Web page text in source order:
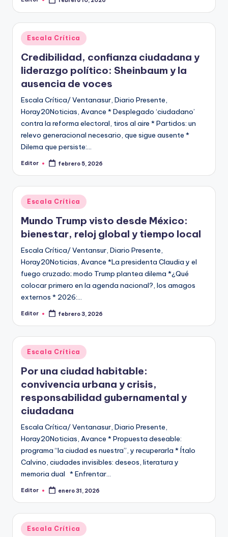
Publicado
Publicado
en
Escala Crítica
Credibilidad, confianza ciudadana y
liderazgo político: Sheinbaum y la
ausencia de voces
Escala Crítica/ Ventanasur, Diario Presente,
Horay20Noticias, Avance * Desplegado ‘ciudadano’
contra la reforma electoral, tiros al aire * Partidos: un
relevo generacional necesario, que sigue ausente *
Dilema que persiste:…
Publicado
Editor febrero 5, 2026
Publicado
en
Escala Crítica
Mundo Trump visto desde México:
bienestar, reloj global y tiempo local
Escala Crítica/ Ventansur, Diario Presente,
Horay20Noticias, Avance *La presidenta Claudia y el
fuego cruzado; modo Trump plantea dilema *¿Qué
colocar primero en la agenda nacional?, los amagos
externos * 2026:…
Publicado
Editor febrero 3, 2026
Publicado
en
Escala Crítica
Por una ciudad habitable:
convivencia urbana y crisis,
responsabilidad gubernamental y
ciudadana
Escala Crítica/ Ventanasur, Diario Presente,
Horay20Noticias, Avance * Propuesta deseable:
programa “la ciudad es nuestra”, y recuperarla * Ítalo
Calvino, ciudades invisibles: deseos, literatura y
memoria dual * Enfrentar…
Publicado
Editor enero 31, 2026
Publicado
Escala Crítica